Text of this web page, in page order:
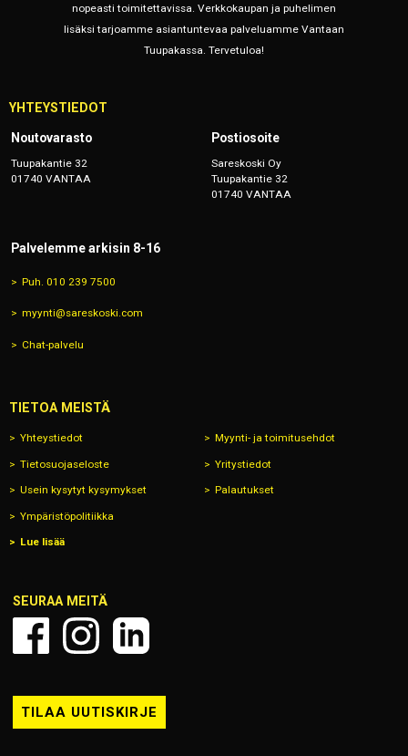
nopeasti toimitettavissa. Verkkokaupan ja puhelimen
lisäksi tarjoamme asiantuntevaa palveluamme Vantaan
Tuupakassa. Tervetuloa!
YHTEYSTIEDOT
Noutovarasto
Tuupakantie 32
01740 VANTAA
Postiosoite
Sareskoski Oy
Tuupakantie 32
01740 VANTAA
Palvelemme arkisin 8-16
Puh. 010 239 7500
myynti@sareskoski.com
Chat-palvelu
TIETOA MEISTÄ
Yhteystiedot Myynti- ja toimitusehdot
Tietosuojaseloste Yritystiedot
Usein kysytyt kysymykset Palautukset
Ympäristöpolitiikka
Lue lisää
SEURAA MEITÄ
TILAA UUTISKIRJE